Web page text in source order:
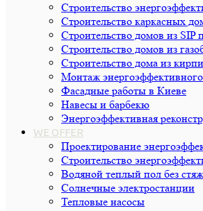
Строительство
Строительство каркасных
Строительство домов из SIP
Строительство домов из
Строительство дома из
Монтаж
Фасадные работы в Киеве
Навесы и барбекю
Энергоэффективная
WE OFFER
Проектирование
Строительство
Водяной теплый пол без
Cолнечные электростанции
Тепловые насосы